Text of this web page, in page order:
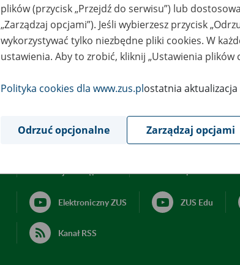
Elektroniczny ZUS ZUS Edu
Kanał RSS
plików (przycisk „Przejdź do serwisu”) lub
„Zarządzaj opcjami”). Jeśli wybierzesz przycisk
wykorzystywać tylko niezbędne pliki cookies. W
ustawienia. Aby to zrobić, kliknij „Ustawienia plików
Polityka cookies dla www.zus.plostatnia aktualizacja
Odrzuć opcjonalne Zarządzaj opcjami